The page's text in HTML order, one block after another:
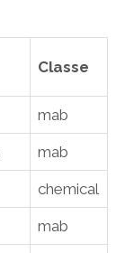
Classe
mab
mab
chemical
mab